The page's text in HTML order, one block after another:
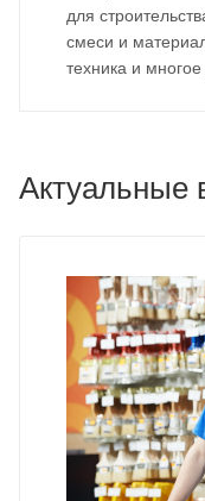
для
смеси и
техника и многое
Актуальные